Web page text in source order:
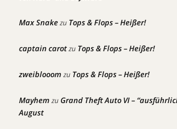
Max Snakezu Tops & Flops – Heißer!
captain carotzu Tops & Flops – Heißer!
zweiblooom zu Tops & Flops – Heißer!
Mayhem zuGrand Theft Auto VI –
August